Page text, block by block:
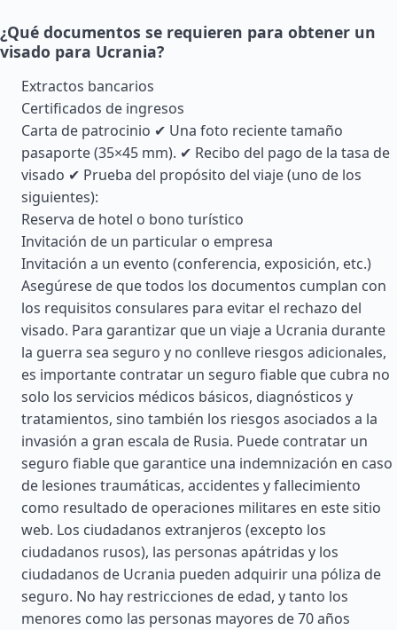
¿Qué documentos se requieren para obtener un
visado para Ucrania?
Extractos bancarios
Certificados de ingresos
Carta de patrocinio ✔ Una foto reciente tamaño
pasaporte (35×45 mm). ✔ Recibo del pago de la tasa de
visado ✔ Prueba del propósito del viaje (uno de los
siguientes):
Reserva de hotel o bono turístico
Invitación de un particular o empresa
Invitación a un evento (conferencia, exposición, etc.)
Asegúrese de que todos los documentos cumplan con
los requisitos consulares para evitar el rechazo del
visado. Para garantizar que un viaje a Ucrania durante
la guerra sea seguro y no conlleve riesgos adicionales,
es importante contratar un seguro fiable que cubra no
solo los servicios médicos básicos, diagnósticos y
tratamientos, sino también los riesgos asociados a la
invasión a gran escala de Rusia. Puede contratar un
seguro fiable que garantice una indemnización en caso
de lesiones traumáticas, accidentes y fallecimiento
como resultado de operaciones militares en este sitio
web. Los ciudadanos extranjeros (excepto los
ciudadanos rusos), las personas apátridas y los
ciudadanos de Ucrania pueden adquirir una póliza de
seguro. No hay restricciones de edad, y tanto los
menores como las personas mayores de 70 años